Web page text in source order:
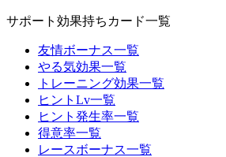
サポート効果持ちカード一覧
友情ボーナス一覧
やる気効果一覧
トレーニング効果一覧
ヒントLv一覧
ヒント発生率一覧
得意率一覧
レースボーナス一覧